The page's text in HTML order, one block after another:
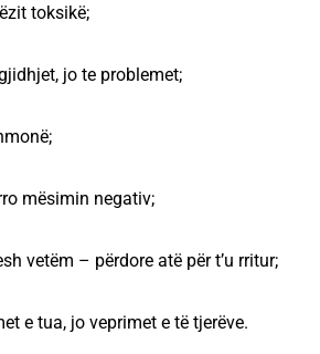
toksikë;
jo te problemet;
mësimin negativ;
vetëm – përdore atë për t’u rritur;
e tua, jo veprimet e të tjerëve.